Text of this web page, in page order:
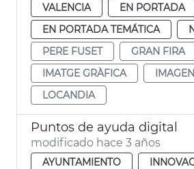
VALENCIA
EN PORTADA
EN PORTADA TEMÁTICA
PERE FUSET
GRAN FIRA
IMATGE GRÀFICA
LOCANDIA
Puntos de ayuda digital
modificado hace 3 años
AYUNTAMIENTO